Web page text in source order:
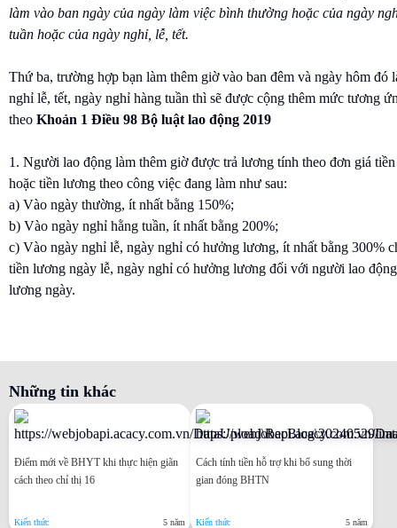
làm vào ban ngày của ngày làm việc bình thường hoặc của ngày
tuần hoặc của ngày nghỉ, lễ, tết.
Thứ ba, trường hợp bạn làm thêm giờ vào ban đêm và ngày hôm đó
nghỉ lễ, tết, ngày nghỉ hàng tuần thì sẽ được cộng thêm mức tương
theo Khoản 1 Điều 98 Bộ luật lao động 2019
1. Người lao động làm thêm giờ được trả lương tính theo đơn giá
hoặc tiền lương theo công việc đang làm như sau:
a) Vào ngày thường, ít nhất bằng 150%;
b) Vào ngày nghỉ hằng tuần, ít nhất bằng 200%;
c) Vào ngày nghỉ lễ, ngày nghỉ có hưởng lương, ít nhất bằng 300%
tiền lương ngày lễ, ngày nghỉ có hưởng lương đối với người lao
lương ngày.
Những tin khác
Điểm mới về BHYT khi thực hiện giãn
cách theo chỉ thị 16
Kiến thức 5 năm
Cách tính tiền hỗ trợ khi bổ sung thời
gian đóng BHTN
Kiến thức 5 năm